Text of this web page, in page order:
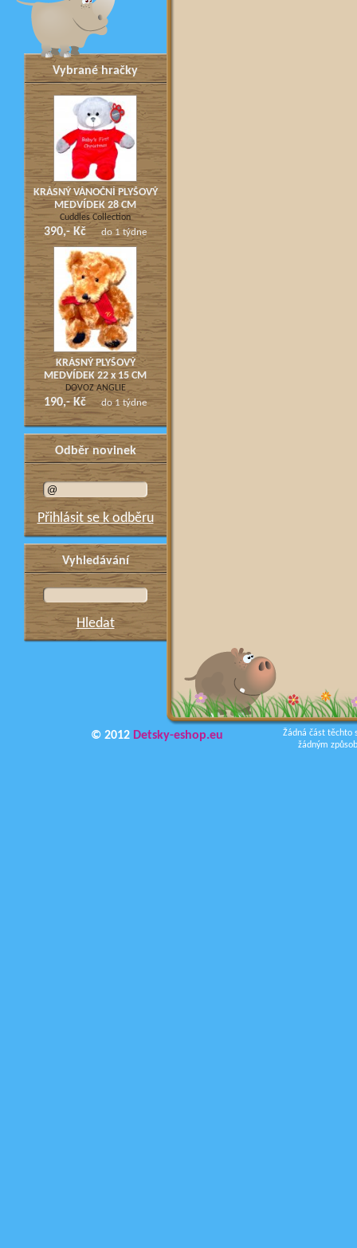
Vybrané hračky
KRÁSNÝ VÁNOČNÍ PLYŠOVÝ
MEDVÍDEK 28 CM
Cuddles Collection
390,- Kč do 1 týdne
KRÁSNÝ PLYŠOVÝ
MEDVÍDEK 22 x 15 CM
DOVOZ ANGLIE
190,- Kč do 1 týdne
Odběr novinek
Přihlásit se k odběru
Vyhledávání
Hledat
Žádná část těchto
žádným
© 2012 Detsky-eshop.eu